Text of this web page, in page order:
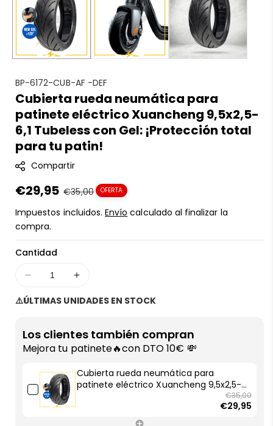
S
K
U
:
BP-6172-CUB-AF -DEF
Cubierta rueda neumática para
patinete eléctrico Xuancheng 9,5x2,5-
6,1 Tubeless con Gel: ¡Protección total
para tu patin!
Compartir
Precio
en
oferta
€29,95 Precio
regular
€35,00 OFERTA
Impuestos incluidos.Envío calculado al finalizar la
compra.
Cantidad
Disminuir
cantidad
para
rueda
neumática
para
patinete
eléctrico
Xuancheng
9,5x2,5-
Aumentar
para
rueda
neumática
patinete
eléctrico
⚠️ÚLTIMAS UNIDADES EN STOCK
Los clientes también compran
Mejora tu patinete🔥con DTO 10€ 💸
Cubierta rueda neumática para
patinete eléctrico Xuancheng 9,5x2,5-6,1
Tubeless con Gel: ¡Protección total para
€35,00
€29,95